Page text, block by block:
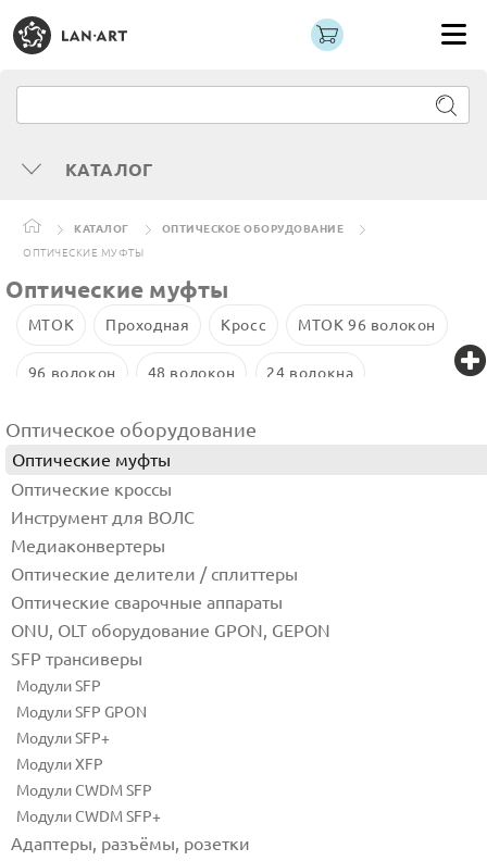
КАТАЛОГ
КАТАЛОГ
ОПТИЧЕСКОЕ ОБОРУДОВАНИЕ
ОПТИЧЕСКИЕ МУФТЫ
Оптические муфты
МТОК Проходная Кросс МТОК 96 волокон
96 волокон 48 волокон 24 волокна
Оптическое оборудование
Оптические муфты
Оптические кроссы
Инструмент для ВОЛС
Медиаконвертеры
Оптические делители / сплиттеры
Оптические сварочные аппараты
ONU, OLT оборудование GPON, GEPON
SFP трансиверы
Модули SFP
Модули SFP GPON
Модули SFP+
Модули XFP
Модули CWDM SFP
Модули CWDM SFP+
Адаптеры, разъёмы, розетки